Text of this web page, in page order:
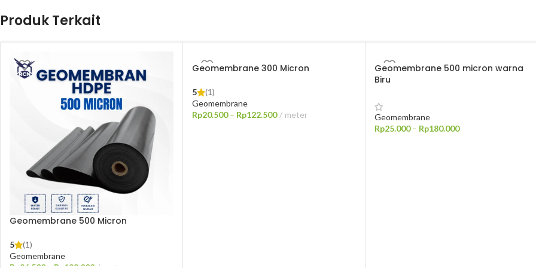
Produk Terkait
Geomembrane 500 Micron
5
(1)
Geomembrane
Geomembrane 300 Micron
5
(1)
Geomembrane
Rp20.500 – Rp122.500 meter
Geomembrane 500 micron warna
Biru
Geomembrane
Rp25.000 – Rp180.000